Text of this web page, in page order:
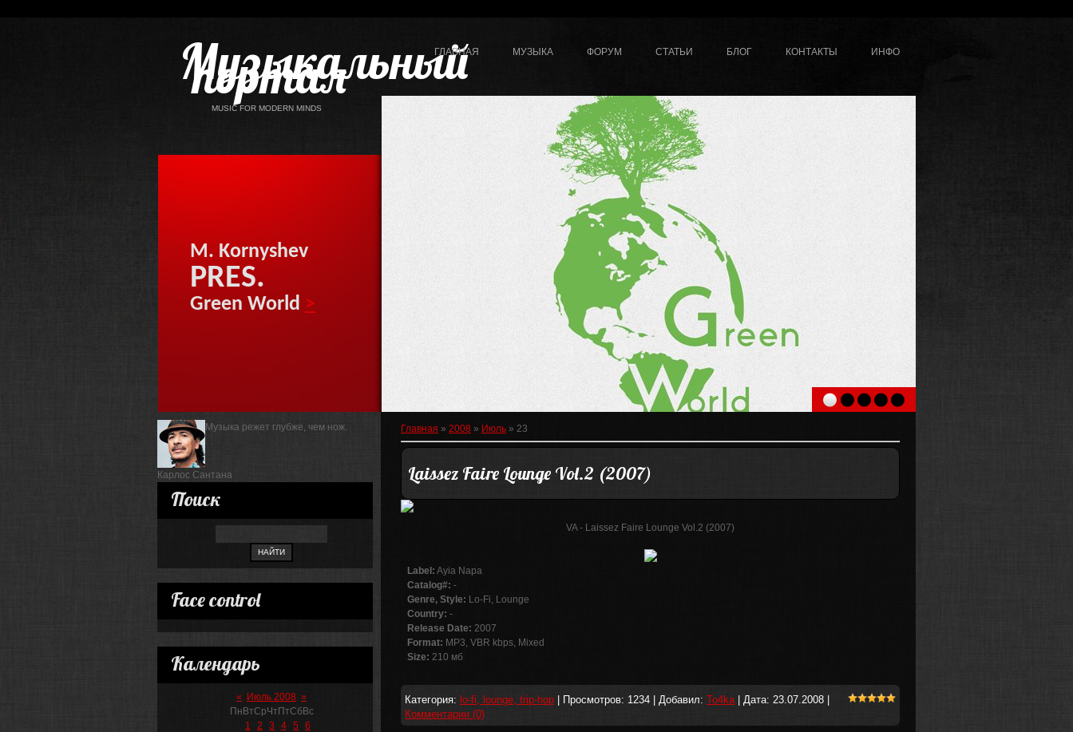
Музыкальный
портал
MUSIC FOR MODERN MINDS
ГЛАВНАЯ МУЗЫКА ФОРУМ СТАТЬИ БЛОГ КОНТАКТЫ ИНФО
M. Kornyshev
PRES.
Green World >
Музыка режет глубже, чем нож.
Карлос Сантана
Поиск
Face control
Календарь
« Июль 2008 »
Пн ВтСрЧт ПтСбВс
1
2 3 4 5
6
Главная » 2008 » Июль » 23
Laissez Faire Lounge Vol.2 (2007)
VA - Laissez Faire Lounge Vol.2 (2007)
Label: Ayia Napa
Catalog#: -
Genre, Style: Lo-Fi, Lounge
Country: -
Release Date: 2007
Format: MP3, VBR kbps, Mixed
Size: 210 мб
Категория: lo-fi, lounge, trip-hop | Просмотров: 1234 | Добавил: To4ka| Дата: 23.07.2008
Комментарии (0)